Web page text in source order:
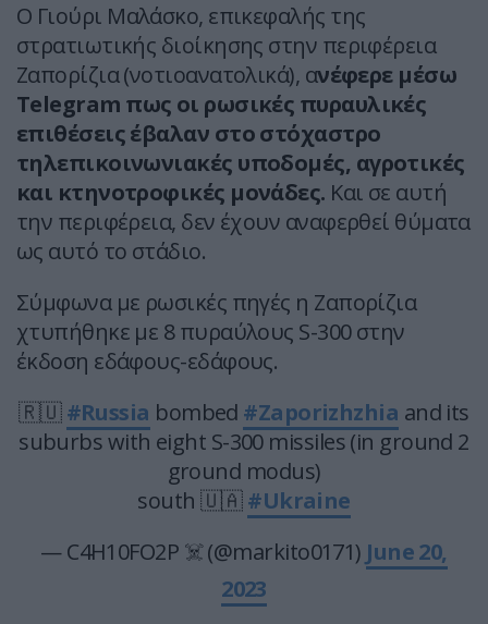
Ο Γιούρι Μαλάσκο, επικεφαλής της
στρατιωτικής διοίκησης στην περιφέρεια
Ζαπορίζια (νοτιοανατολικά), ανέφερε μέσω
Telegram πως οι ρωσικές πυραυλικές
επιθέσεις έβαλαν στο στόχαστρο
τηλεπικοινωνιακές υποδομές, αγροτικές
και κτηνοτροφικές μονάδες. Και σε αυτή
την περιφέρεια, δεν έχουν αναφερθεί θύματα
ως αυτό το στάδιο.
Σύμφωνα με ρωσικές πηγές η Ζαπορίζια
χτυπήθηκε με 8 πυραύλους S-300 στην
έκδοση εδάφους-εδάφους.
🇷🇺#Russia bombed #Zaporizhzhia and its
suburbs with eight S-300 missiles (in ground 2
ground modus)
south 🇺🇦#Ukraine
— C4H10FO2P ☠️ (@markito0171) June 20,
2023